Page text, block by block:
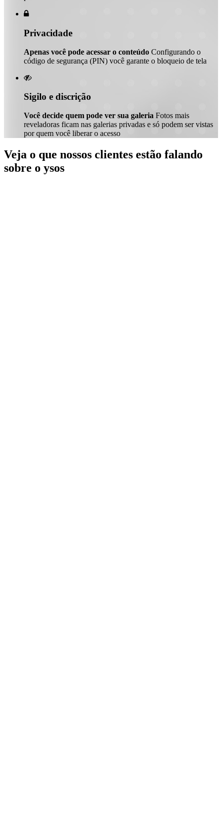

Privacidade
Apenas você pode acessar o conteúdo Configurando o
código de segurança (PIN) você garante o bloqueio de tela

Sigilo e discrição
Você decide quem pode ver sua galeria Fotos mais
reveladoras ficam nas galerias privadas e só podem ser vistas
por quem você liberar o acesso
Veja o que nossos clientes estão falando
sobre o ysos